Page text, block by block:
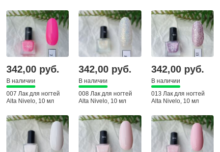
342,00 руб.
В наличии
007 Лак для ногтей
Alta Nivelo, 10 мл
342,00 руб.
В наличии
008 Лак для ногтей
Alta Nivelo, 10 мл
342,00 руб.
В наличии
013 Лак для ногтей
Alta Nivelo, 10 мл